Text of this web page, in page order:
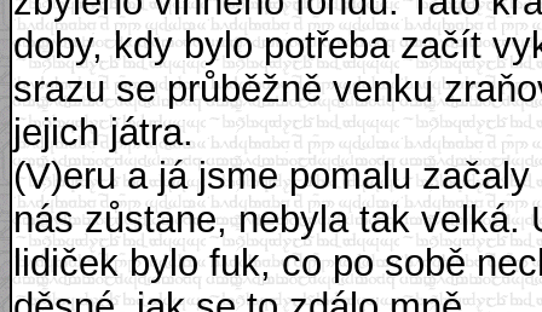
doby, kdy bylo potřeba začít
srazu se průběžně venku
jejich játra.
(V)eru a já jsme pomalu
nás zůstane, nebyla tak velká.
lidiček bylo fuk, co po sobě